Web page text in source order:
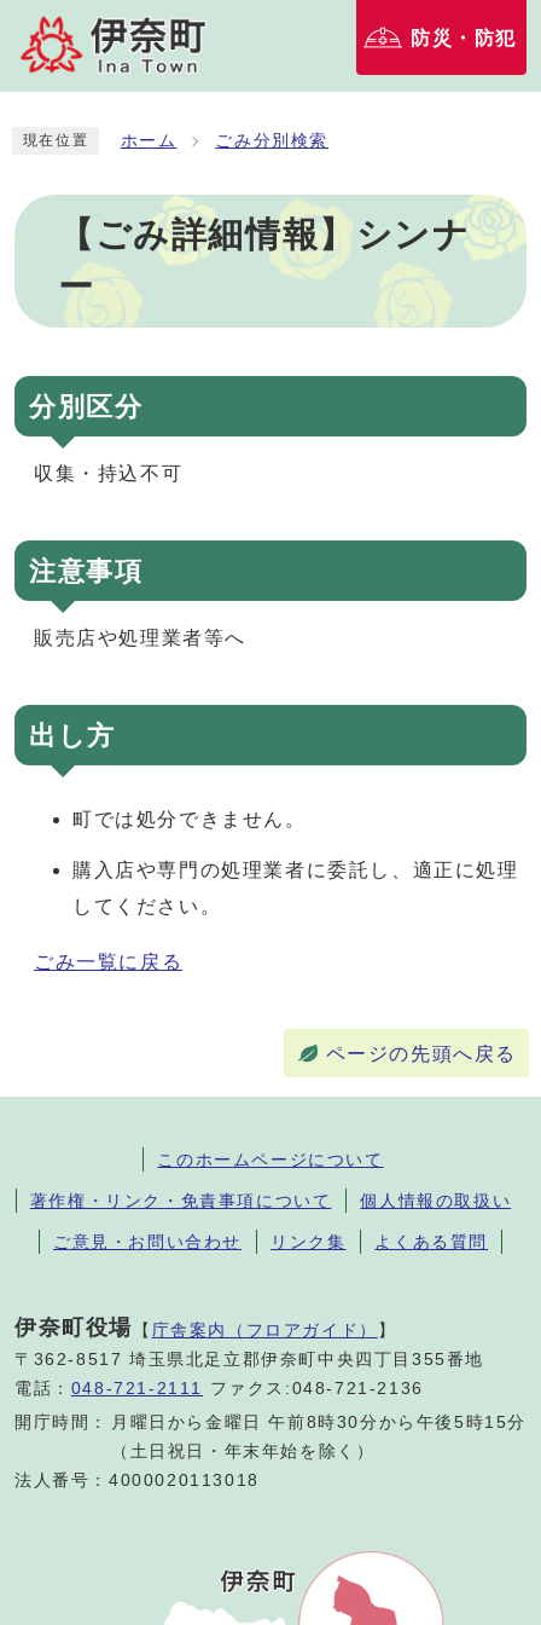
防災・防犯
現在位置 ホーム ごみ分別検索
【ごみ詳細情報】シンナ
ー
分別区分
収集・持込不可
注意事項
販売店や処理業者等へ
出し方
町では処分できません。
購入店や専門の処理業者に委託し、適正に処理
してください。
ごみ一覧に戻る
ページの先頭へ戻る
このホームページについて
著作権・リンク・免責事項について 個人情報の取扱い
ご意見・お問い合わせ リンク集 よくある質問
伊奈町役場 【 庁舎案内（フロアガイド） 】
〒362-8517 埼玉県北足立郡伊奈町中央四丁目355番地
電話： 048-721-2111
ファクス:048-721-2136
開庁時間：
月曜日から金曜日 午前8時30分から午後5時15分
（土日祝日・年末年始を除く）
法人番号：4000020113018